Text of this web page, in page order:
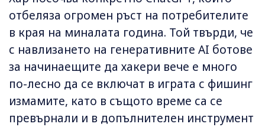
отбеляза огромен ръст на потребителите
в края на миналата година. Той твърди, че
с навлизането на генеративните AI ботове
за начинаещите да хакери вече е много
по-лесно да се включат в играта с фишинг
измамите, като в същото време са се
превърнали и в допълнителен инструмент